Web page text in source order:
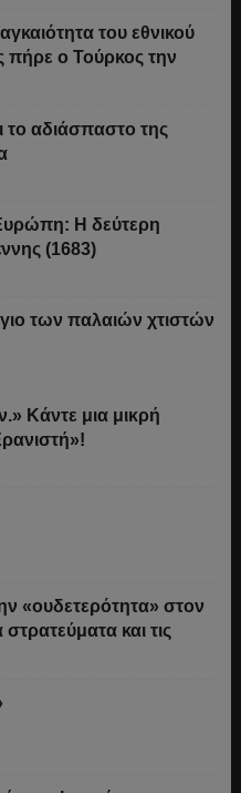
του εθνικού
πήρε ο Τούρκος την
το αδιάσπαστο της
Η δεύτερη
(1683)
των παλαιών χτιστών
Κάντε μια μικρή
«ουδετερότητα» στον
και τις